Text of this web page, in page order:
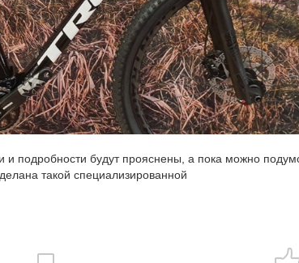
подробности будут прояснены, а пока можно
такой специализированной